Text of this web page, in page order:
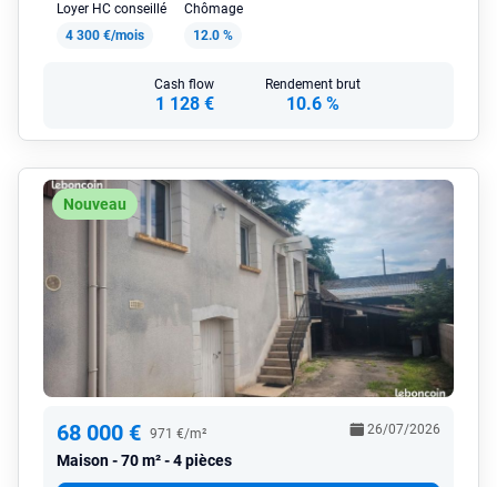
Loyer HC conseillé
4 300 €/mois
Chômage
12.0 %
Cash flow
1 128 €
Rendement brut
10.6 %
Nouveau
68 000 € 971 €/m²
Maison 70 m² - 4 pièces
26/07/2026